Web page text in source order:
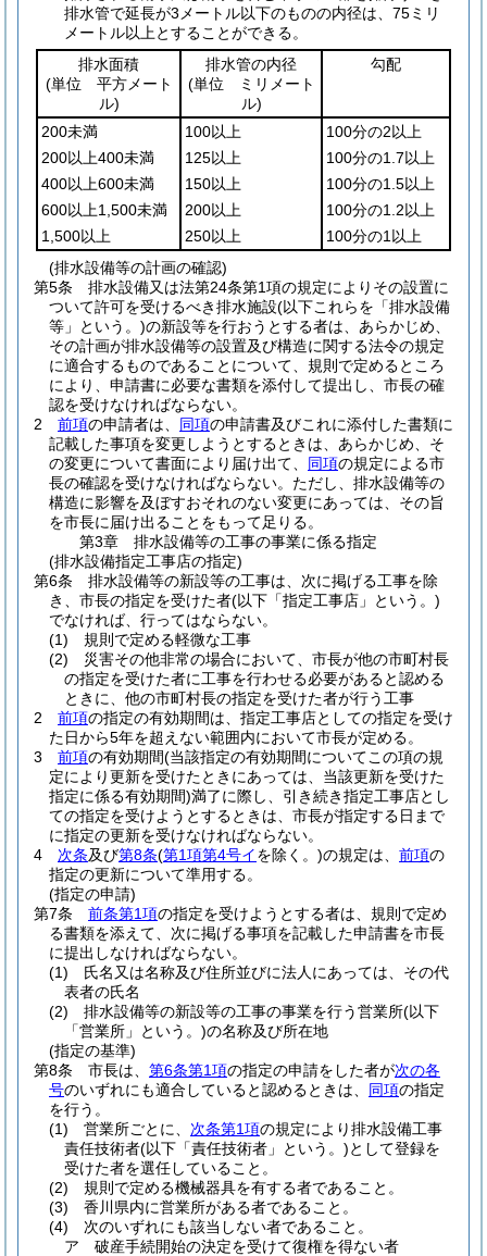
排水管で延長が3メートル以下のものの内径は、75ミリ
メートル以上とすることができる。
排水面積
(単位 平方メート
ル)
排水管の内径
(単位 ミリメート
ル)
勾配
200未満 100以上
100分の2以上
200以上400未満
125以上
100分の1.7以上
400以上600未満
150以上
100分の1.5以上
600以上1,500未満
200以上
100分の1.2以上
1,500以上
250以上
100分の1以上
(排水設備等の計画の確認)
第5条
排水設備又は法第24条第1項の規定によりその設置に
ついて許可を受けるべき排水施設(以下これらを「排水設備
等」という。)の新設等を行おうとする者は、あらかじめ、
その計画が排水設備等の設置及び構造に関する法令の規定
に適合するものであることについて、規則で定めるところ
により、申請書に必要な書類を添付して提出し、市長の確
認を受けなければならない。
2
前項の申請者は、 同項の申請書及びこれに添付した書類に
記載した事項を変更しようとするときは、あらかじめ、そ
の変更について書面により届け出て、 同項の規定による市
長の確認を受けなければならない。 ただし、排水設備等の
構造に影響を及ぼすおそれのない変更にあっては、その旨
を市長に届け出ることをもって足りる。
第3章
排水設備等の工事の事業に係る指定
(排水設備指定工事店の指定)
第6条
排水設備等の新設等の工事は、次に掲げる工事を除
き、市長の指定を受けた者(以下「指定工事店」という。)
でなければ、行ってはならない。
(1)
規則で定める軽微な工事
(2)
災害その他非常の場合において、市長が他の市町村長
の指定を受けた者に工事を行わせる必要があると認める
ときに、他の市町村長の指定を受けた者が行う工事
2
前項の指定の有効期間は、指定工事店としての指定を受け
た日から5年を超えない範囲内において市長が定める。
3
前項の有効期間(当該指定の有効期間についてこの項の規
定により更新を受けたときにあっては、当該更新を受けた
指定に係る有効期間)満了に際し、引き続き指定工事店とし
ての指定を受けようとするときは、市長が指定する日まで
に指定の更新を受けなければならない。
4
次条及び第8条(第1項第4号イを除く。)の規定は、 前項の
指定の更新について準用する。
(指定の申請)
第7条
前条第1項の指定を受けようとする者は、規則で定め
る書類を添えて、次に掲げる事項を記載した申請書を市長
に提出しなければならない。
(1)
氏名又は名称及び住所並びに法人にあっては、その代
表者の氏名
(2)
排水設備等の新設等の工事の事業を行う営業所(以下
「営業所」という。)の名称及び所在地
(指定の基準)
第8条
市長は、 第6条第1項の指定の申請をした者が次の各
号のいずれにも適合していると認めるときは、 同項の指定
を行う。
(1)
営業所ごとに、 次条第1項の規定により排水設備工事
責任技術者(以下「責任技術者」という。)として登録を
受けた者を選任していること。
(2)
規則で定める機械器具を有する者であること。
(3)
香川県内に営業所がある者であること。
(4)
次のいずれにも該当しない者であること。
ア
破産手続開始の決定を受けて復権を得ない者